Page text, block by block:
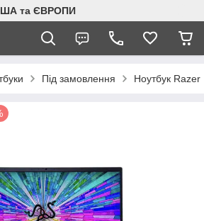
та ЄВРОПИ
Під замовлення Ноутбук